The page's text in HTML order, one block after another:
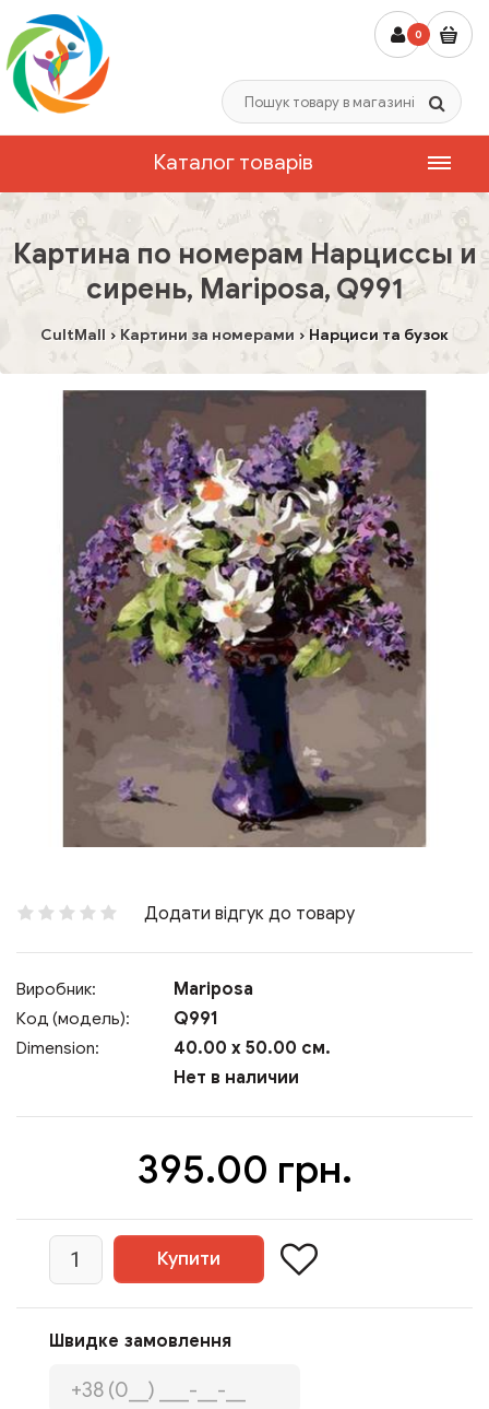
0
Каталог товарів
Картина по номерам Нарциссы и
сирень, Mariposa, Q991
CultMall Картини за номерами Нарциси та бузок
Додати відгук до товару
Виробник: Mariposa
Код (модель): Q991
Dimension:
40.00 x 50.00 см.
Нет в наличии
395.00 грн.
Швидке замовлення